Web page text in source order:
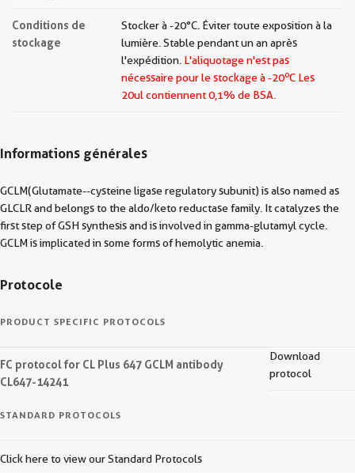
Conditions de
stockage
Stocker à -20 °C. Éviter toute exposition à la
lumière. Stable pendant un an après
l'expédition. L'aliquotage n'est pas
nécessaire pour le stockage à -20oC Les
20ul contiennent 0,1% de BSA.
Informations générales
GCLM(Glutamate--cysteine ligase regulatory subunit) is also named as
GLCLR and belongs to the aldo/keto reductase family. It catalyzes the
first step of GSH synthesis and is involved in gamma-glutamyl cycle.
GCLM is implicated in some forms of hemolytic anemia.
Protocole
PRODUCT SPECIFIC PROTOCOLS
FC protocol for CL Plus 647 GCLM antibody
CL647-14241
Download
protocol
STANDARD PROTOCOLS
Click here to view our Standard Protocols